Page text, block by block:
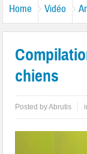
Home Vidéo
chiens
Posted byAbrutis